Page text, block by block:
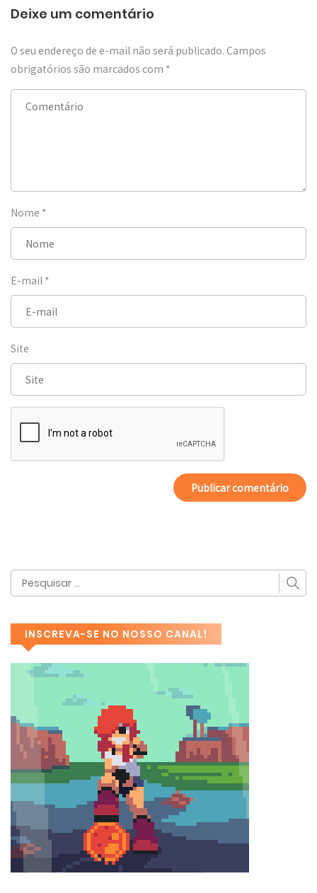
Deixe um comentário
O seu endereço de e-mail não será publicado. Campos
obrigatórios são marcados com *
Nome *
E-mail *
Site
INSCREVA-SE NO NOSSO CANAL!